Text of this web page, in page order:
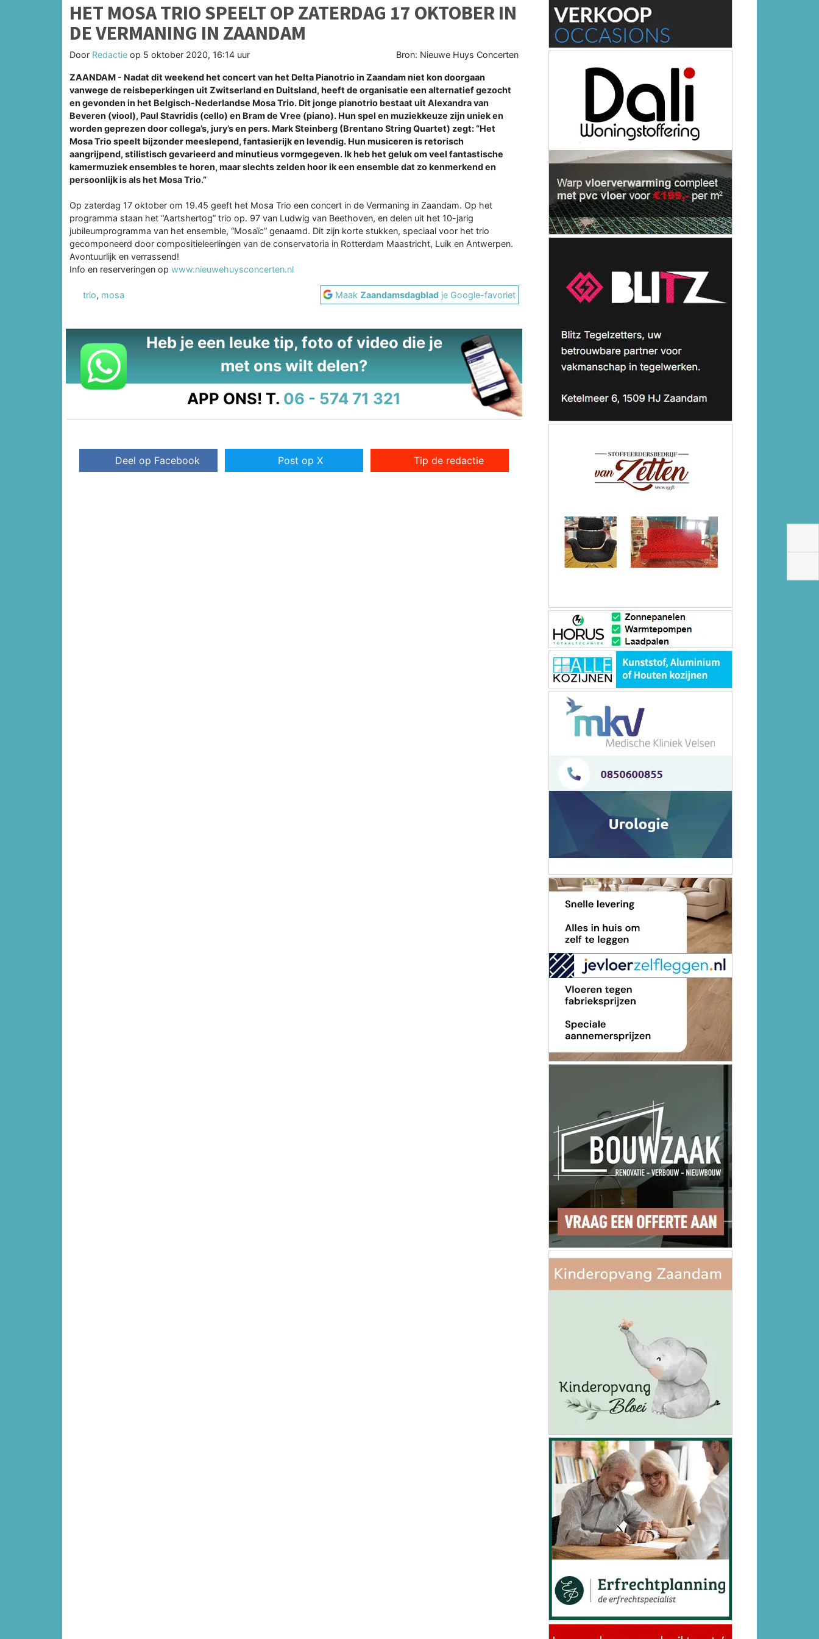
HET MOSA TRIO SPEELT OP ZATERDAG 17 OKTOBER IN
DE VERMANING IN ZAANDAM
Door Redactie op 5 oktober 2020, 16:14 uur Bron: Nieuwe Huys Concerten
ZAANDAM - Nadat dit weekend het concert van het Delta Pianotrio in Zaandam niet kon doorgaan
vanwege de reisbeperkingen uit Zwitserland en Duitsland, heeft de organisatie een alternatief gezocht
en gevonden in het Belgisch-Nederlandse Mosa Trio. Dit jonge pianotrio bestaat uit Alexandra van
Beveren (viool), Paul Stavridis (cello) en Bram de Vree (piano). Hun spel en muziekkeuze zijn uniek en
worden geprezen door collega’s, jury’s en pers. Mark Steinberg (Brentano String Quartet) zegt: “Het
Mosa Trio speelt bijzonder meeslepend, fantasierijk en levendig. Hun musiceren is retorisch
aangrijpend, stilistisch gevarieerd and minutieus vormgegeven. Ik heb het geluk om veel fantastische
kamermuziek ensembles te horen, maar slechts zelden hoor ik een ensemble dat zo kenmerkend en
persoonlijk is als het Mosa Trio.”
Op zaterdag 17 oktober om 19.45 geeft het Mosa Trio een concert in de Vermaning in Zaandam. Op het
programma staan het “Aartshertog” trio op. 97 van Ludwig van Beethoven, en delen uit het 10-jarig
jubileumprogramma van het ensemble, “Mosaïc” genaamd. Dit zijn korte stukken, speciaal voor het trio
gecomponeerd door compositieleerlingen van de conservatoria in Rotterdam Maastricht, Luik en Antwerpen.
Avontuurlijk en verrassend!
Info en reserveringen op www.nieuwehuysconcerten.nl
trio, mosa MaakZaandamsdagblad je Google-favoriet
Heb je een leuke tip, foto of video die je
met ons wilt delen?
APP ONS! T. 06 - 574 71 321
Deel op Facebook Post op X Tip de redactie